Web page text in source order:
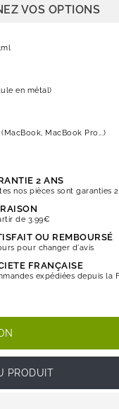
VOS OPTIONS
en métal)
MacBook Pro...)
2 ANS
nos pièces sont garanties 2
de 3.99€
OU REMBOURSÉ
pour changer d'avis
FRANÇAISE
expédiées depuis la
PRODUIT